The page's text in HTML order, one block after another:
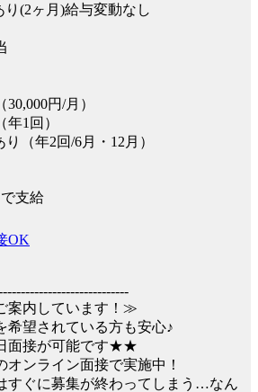
(2ヶ月)給与変動なし
30,000円/月）
1回）
（年2回/6月・12月）
支給
OK
案内しています！≫
希望されている方も安心♪
面接が可能です★★
オンライン面接で実施中！
すぐに募集が終わってしまう…なん